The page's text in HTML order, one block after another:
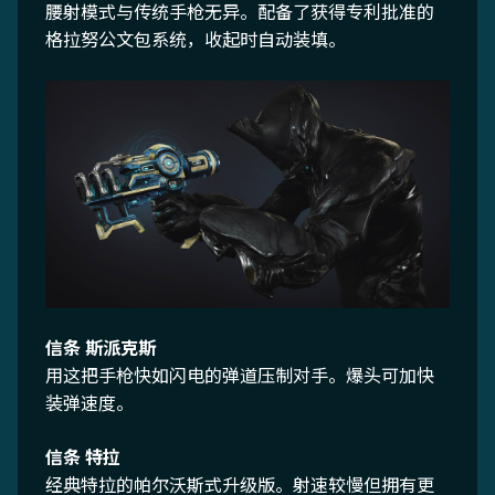
腰射模式与传统手枪无异。配备了获得专利批准的
格拉努公文包系统，收起时自动装填。
信条 斯派克斯
用这把手枪快如闪电的弹道压制对手。爆头可加快
装弹速度。
信条 特拉
经典特拉的帕尔沃斯式升级版。射速较慢但拥有更